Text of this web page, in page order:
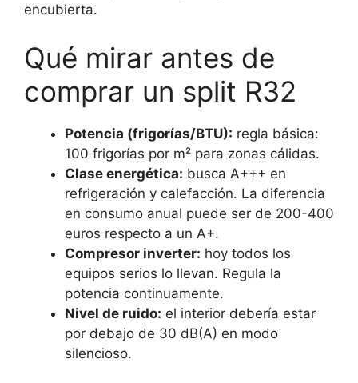
encubierta.
Qué mirar antes de
comprar un split R32
Potencia (frigorías/BTU): regla básica:
100 frigorías por m² para zonas cálidas.
Clase energética: busca A+++ en
refrigeración y calefacción. La diferencia
en consumo anual puede ser de 200-400
euros respecto a un A+.
Compresor inverter: hoy todos los
equipos serios lo llevan. Regula la
potencia continuamente.
Nivel de ruido: el interior debería estar
por debajo de 30 dB(A) en modo
silencioso.